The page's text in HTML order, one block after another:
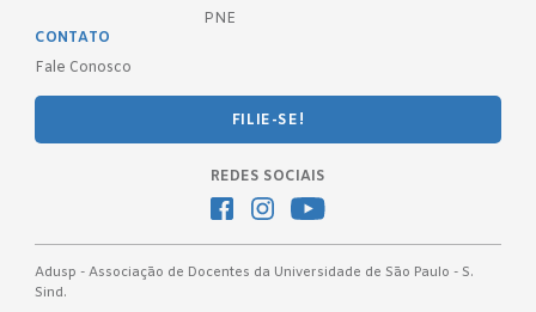
PNE
CONTATO
Fale Conosco
FILIE-SE!
REDES SOCIAIS
Adusp - Associação de Docentes da Universidade de São Paulo - S.
Sind.